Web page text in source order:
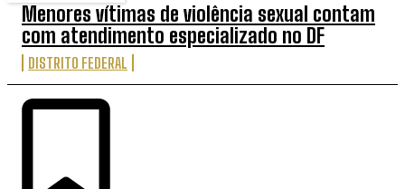
Menores vítimas de violência sexual contam
com atendimento especializado no DF
DISTRITO FEDERAL